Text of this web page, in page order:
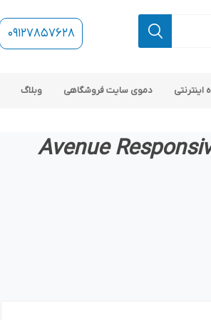
09127857628
دموی سایت فروشگاهی وبلاگ